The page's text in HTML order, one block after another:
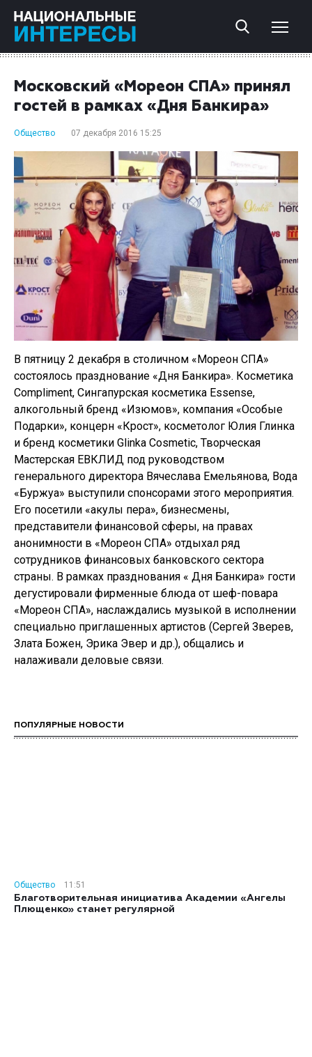
Московский «Мореон СПА» принял
гостей в рамках «Дня Банкира»
Общество 07 декабря 2016 15:25
В пятницу 2 декабря в столичном «Мореон СПА»
состоялось празднование «Дня Банкира». Косметика
Compliment, Сингапурская косметика Essense,
алкогольный бренд «Изюмов», компания «Особые
Подарки», концерн «Крост», косметолог Юлия Глинка
и бренд косметики Glinka Cosmetic, Творческая
Мастерская ЕВКЛИД под руководством
генерального директора Вячеслава Емельянова, Вода
«Буржуа» выступили спонсорами этого мероприятия.
Его посетили «акулы пера», бизнесмены,
представители финансовой сферы, на правах
анонимности в «Мореон СПА» отдыхал ряд
сотрудников финансовых банковского сектора
страны. В рамках празднования « Дня Банкира» гости
дегустировали фирменные блюда от шеф-повара
«Мореон СПА», наслаждались музыкой в исполнении
специально приглашенных артистов (Сергей Зверев,
Злата Божен, Эрика Эвер и др.), общались и
налаживали деловые связи.
ПОПУЛЯРНЫЕ НОВОСТИ
Общество
11:51
Благотворительная инициатива Академии «Ангелы
Плющенко» станет регулярной